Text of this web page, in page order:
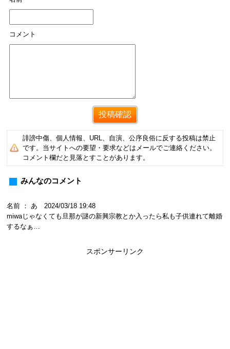
コメント
誹謗中傷、個人情報、URL、自演、公序良俗に反する投稿は禁止
です。当サイトへの要望・要求などはメールでご連絡ください。
コメント欄だと見落とすことがあります。
みんなのコメント
名前 ： あ 2024/03/18 19:48
miwaじゃなくても旦那が謎の新興宗教とか入ったら私も子供連れて離婚
するなぁ…
スポンサーリンク